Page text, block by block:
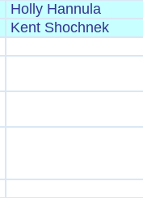
Holly Hannula
Kent Shochnek